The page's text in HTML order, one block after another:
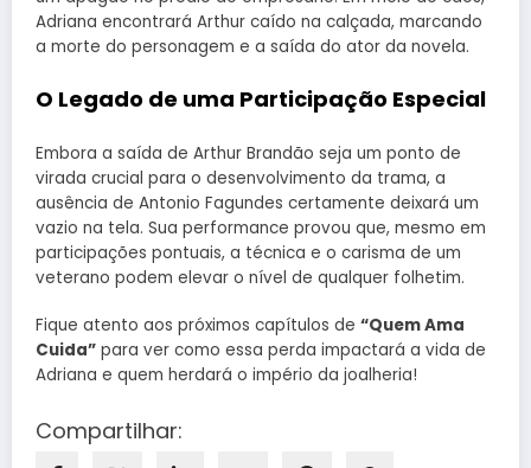
Adriana encontrará Arthur caído na calçada, marcando
a morte do personagem e a saída do ator da novela.
O Legado de uma Participação Especial
Embora a saída de Arthur Brandão seja um ponto de
virada crucial para o desenvolvimento da trama, a
ausência de Antonio Fagundes certamente deixará um
vazio na tela. Sua performance provou que, mesmo em
participações pontuais, a técnica e o carisma de um
veterano podem elevar o nível de qualquer folhetim.
Fique atento aos próximos capítulos de “Quem Ama
Cuida” para ver como essa perda impactará a vida de
Adriana e quem herdará o império da joalheria!
Compartilhar: